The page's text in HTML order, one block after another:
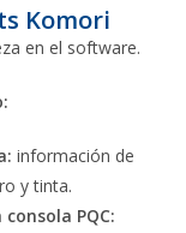
Komori
en el software.
información de
y tinta.
PQC: